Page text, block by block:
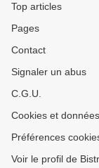
Top articles
Pages
Contact
Signaler un abus
C.G.U.
Cookies et
Préférences
Voir le profil de